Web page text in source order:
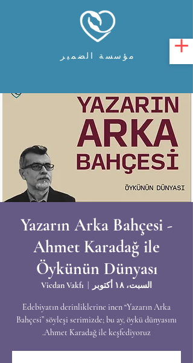
مؤسسة الضمير
Yazarın Arka Bahçesi -
Ahmet Karadağ ile
Öykünün Dünyası
السبت، ١٨ أكتوبر Vicdan Vakfı
Edebiyatın derinliklerine inen “Yazarın Arka
Bahçesi” söyleşi serimizde; bu ay, öykü dünyasını
Ahmet Karadağ ile keşfediyoruz.